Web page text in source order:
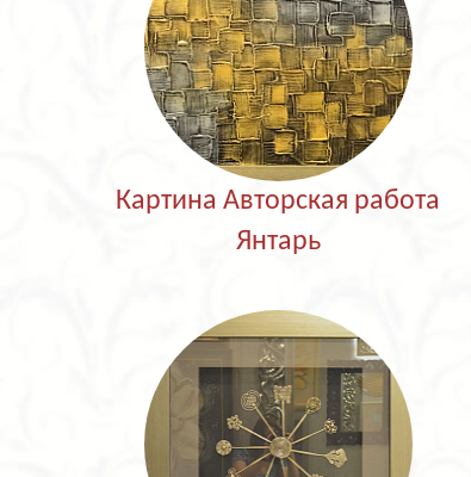
Картина Авторская работа
Янтарь